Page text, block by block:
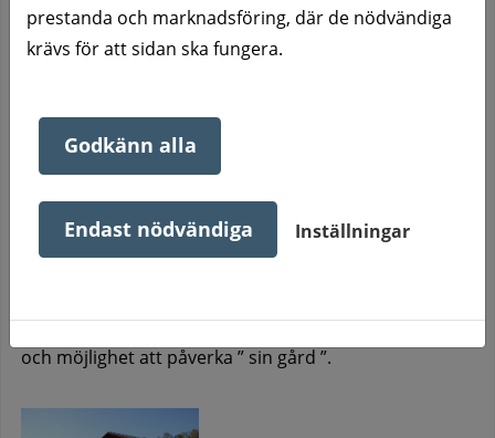
Björkstigen 20-28 (jämna
innehållande sex lägenheter byggs i vinkel med
förrådet för att erhålla småskalig gårdskänsla.
självförvaltning av området som innebär lägre hyra
och möjlighet att påverka ” sin gård ”.
prestanda och marknadsföring, där de nödvändiga
krävs för att sidan ska fungera.
Godkänn alla
Endast nödvändiga Inställningar